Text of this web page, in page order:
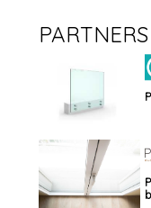
PARTNERS